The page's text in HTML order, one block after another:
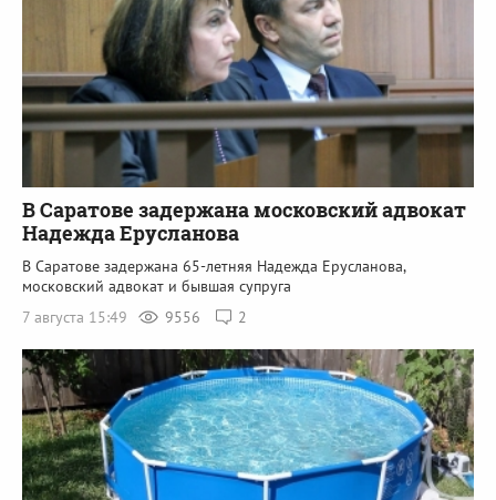
В Саратове задержана московский адвокат
Надежда Ерусланова
В Саратове задержана 65-летняя Надежда Ерусланова,
московский адвокат и бывшая супруга
7 августа 15:49
9556 2